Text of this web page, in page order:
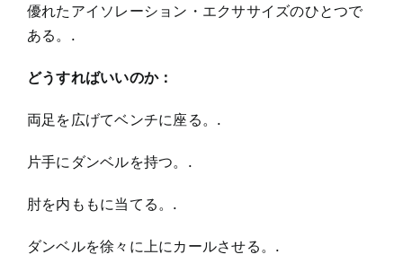
優れたアイソレーション・エクササイズのひとつで
ある。.
どうすればいいのか：
両足を広げてベンチに座る。.
片手にダンベルを持つ。.
肘を内ももに当てる。.
ダンベルを徐々に上にカールさせる。.